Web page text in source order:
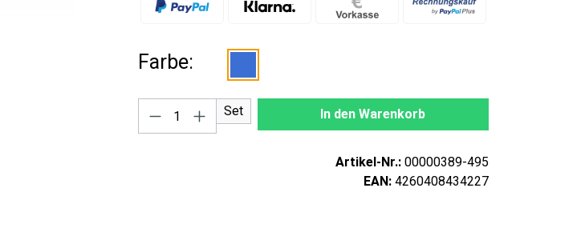
Farbe:
Produkt Anzahl: Gib den gewünschten Wert ein
Set In den Warenkorb
Artikel-Nr.: 00000389-495
EAN: 4260408434227